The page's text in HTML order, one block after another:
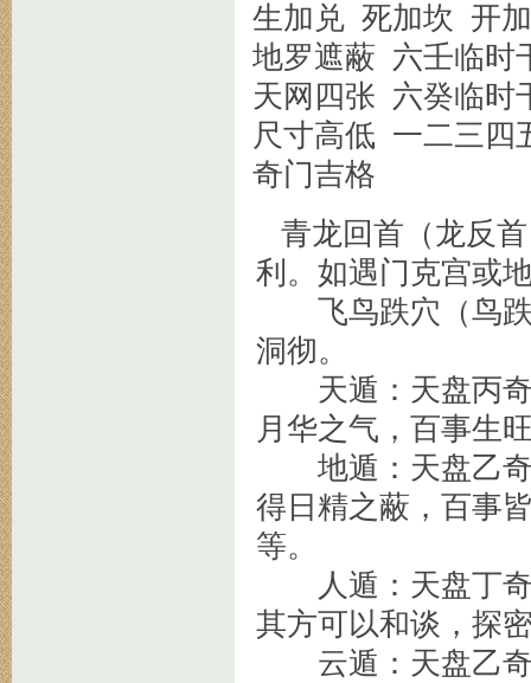
生加兑 死加坎 开
地罗遮蔽 六壬临时
天网四张 六癸临时
尺寸高低 一二三四
奇门吉格
青龙回首（龙反
利。如遇门克宫或
飞鸟跌穴（鸟跌
洞彻。
天遁：天盘丙奇
月华之气，百事生
地遁：天盘乙奇
得日精之蔽，百事
等。
人遁：天盘丁奇
其方可以和谈，探
云遁：天盘乙奇